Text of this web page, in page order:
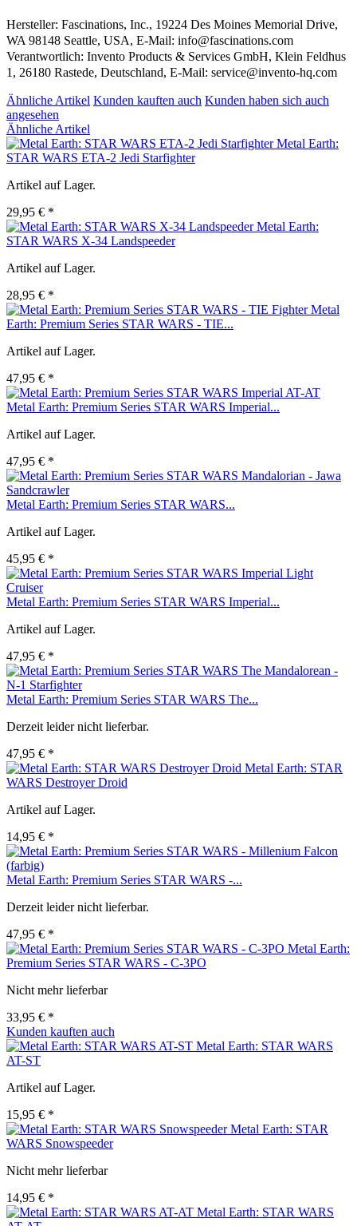
Hersteller: Fascinations, Inc., 19224 Des Moines Memorial Drive,
WA 98148 Seattle, USA, E-Mail: info@fascinations.com
Verantwortlich: Invento Products & Services GmbH, Klein Feldhus
1, 26180 Rastede, Deutschland, E-Mail: service@invento-hq.com
Ähnliche Artikel Kunden kauften auch Kunden haben sich auch
angesehen
Ähnliche Artikel
Metal Earth:
STAR WARS ETA-2 Jedi Starfighter
Artikel auf Lager.
29,95 € *
Metal Earth:
STAR WARS X-34 Landspeeder
Artikel auf Lager.
28,95 € *
Metal
Earth: Premium Series STAR WARS - TIE...
Artikel auf Lager.
47,95 € *
Metal Earth: Premium Series STAR WARS Imperial...
Artikel auf Lager.
47,95 € *
Metal Earth: Premium Series STAR WARS...
Artikel auf Lager.
45,95 € *
Metal Earth: Premium Series STAR WARS Imperial...
Artikel auf Lager.
47,95 € *
Metal Earth: Premium Series STAR WARS The...
Derzeit leider nicht lieferbar.
47,95 € *
Metal Earth: STAR
WARS Destroyer Droid
Artikel auf Lager.
14,95 € *
Metal Earth: Premium Series STAR WARS -...
Derzeit leider nicht lieferbar.
47,95 € *
Metal Earth:
Premium Series STAR WARS - C-3PO
Nicht mehr lieferbar
33,95 € *
Kunden kauften auch
Metal Earth: STAR WARS
AT-ST
Artikel auf Lager.
15,95 € *
Metal Earth: STAR
WARS Snowspeeder
Nicht mehr lieferbar
14,95 € *
Metal Earth: STAR WARS